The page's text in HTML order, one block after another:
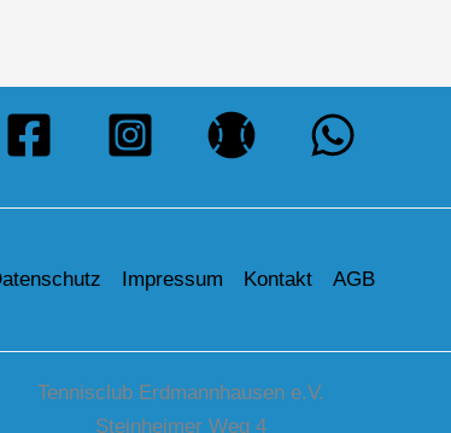
Impressum Kontakt AGB
Tennisclub Erdmannhausen e.V.
Steinheimer Weg 4